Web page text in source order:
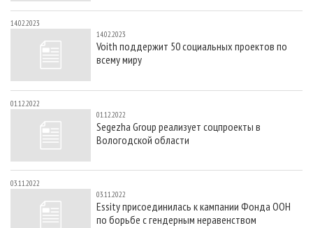
14.02.2023
14.02.2023
Voith поддержит 50 социальных проектов по
всему миру
01.12.2022
01.12.2022
Segezha Group реализует соцпроекты в
Вологодской области
03.11.2022
03.11.2022
Essity присоединилась к кампании Фонда ООН
по борьбе с гендерным неравенством